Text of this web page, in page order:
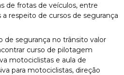
de frotas de veículos, entre
respeito de cursos de segurança
de segurança no trânsito valor
curso de pilotagem
motociclistas e aula de
para motociclistas, direção